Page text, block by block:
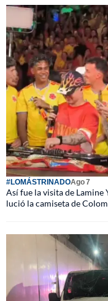
#LOMÁSTRINADOAgo 7
Así fue la visita de Lamine
lució la camiseta de